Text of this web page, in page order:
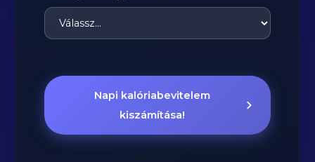
Napi kalóriabevitelem
kiszámítása!